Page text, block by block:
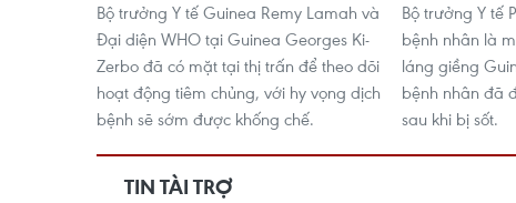
Bộ trưởng Y tế Guinea Remy Lamah và
Đại diện WHO tại Guinea Georges Ki-
Zerbo đã có mặt tại thị trấn để theo dõi
hoạt động tiêm chủng, với hy vọng dịch
bệnh sẽ sớm được khống chế.
Bộ trưởng Y tế
bệnh nhân là
láng giềng
bệnh nhân đã
sau khi bị sốt.